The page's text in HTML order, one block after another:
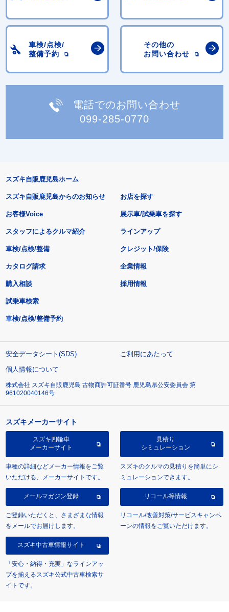
車検/点検/
整備予約
その他の
お問い合わせ
電話でのお問い合わせ
099-285-0770
スズキ自販鹿児島ホーム
スズキ自販鹿児島からのお知らせ
お客様Voice
スタッフによるクルマ紹介
お店を探す
展示車/試乗車を探す
ラインアップ
車検/点検/整備 クレジット/保険
カタログ請求
購入相談
試乗車検索
車検/点検/整備予約
企業情報
採用情報
安全データシート(SDS)
ご利用にあたって
個人情報について
株式会社 スズキ自販鹿児島 古物商許可証番号 鹿児島県公安委員会 第
961020040146号
スズキメーカーサイト
スズキ四輪車
メーカーサイト
車種の詳細などメーカー情報をご覧
いただける、メーカーサイトです。
見積り
シミュレーション
スズキのクルマの見積りを簡単にシ
ミュレーションできます。
メールマガジン登録
ご登録いただくと、さまざまな情報
をメールでお届けします。
リコール等情報
リコール/改善対策/サービスキャンペ
ーンの情報をご覧いただけます。
スズキ中古車情報サイト
「安心・納得・充実」なラインアッ
プを揃えるスズキ公式中古車検索サ
イトです。